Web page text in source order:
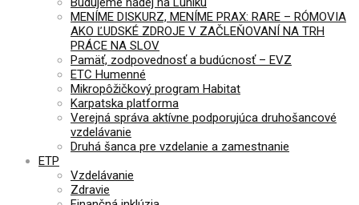
MENÍME DISKURZ, MENÍME PRAX: RARE – RÓMOVIA
AKO ĽUDSKÉ ZDROJE V ZAČLEŇOVANÍ NA TRH
PRÁCE NA SLOV
Pamäť, zodpovednosť a budúcnosť – EVZ
ETC Humenné
Mikropôžičkový program Habitat
Karpatska platforma
Verejná správa aktívne podporujúca druhošancové
vzdelávanie
Druhá šanca pre vzdelanie a zamestnanie
ETP
Vzdelávanie
Zdravie